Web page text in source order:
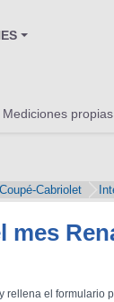
Mediciones propias
Cabriolet
mes
rellena el formulario